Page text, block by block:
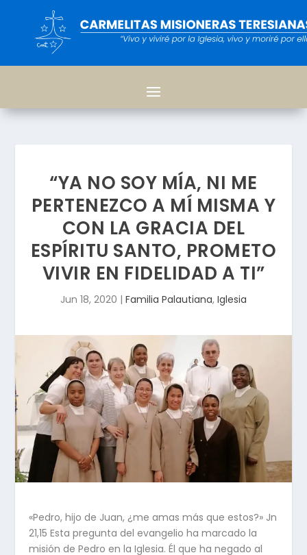
“YA NO SOY MÍA, NI ME
PERTENEZCO A MÍ MISMA Y
CON LA GRACIA DEL
ESPÍRITU SANTO, PROMETO
VIVIR EN FIDELIDAD A TI”
Jun 18, 2020 | Familia Palautiana, Iglesia
«Pedro, hijo de Juan, ¿me amas más que estos?» Jn
21,15 Esta pregunta del evangelio ha marcado la
misión de Pedro en la Iglesia. Él que ha negado al